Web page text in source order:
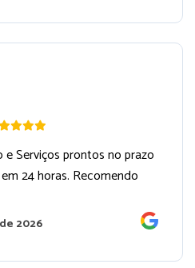
Serviços prontos no prazo
24 horas. Recomendo
2026